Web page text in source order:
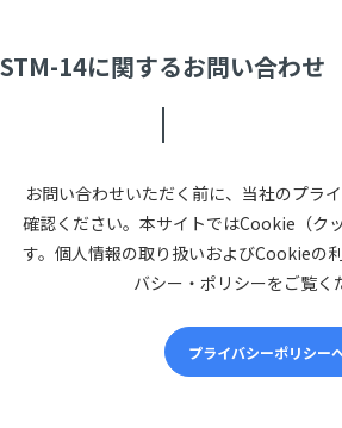
STM-14に関するお問い合わせ
お問い合わせいただく前に、当社のプラ
確認ください。本サイトではCookie（ク
す。個人情報の取り扱いおよびCookieの
バシー・ポリシーをご覧く
プライバシーポリシー